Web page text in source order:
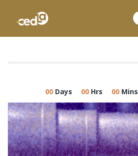
00 Days 00 Hrs 00 Mins